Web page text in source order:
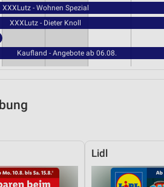
XXXLutz - Wohnen Spezial
XXXLutz - Dieter Knoll
Kaufland - Angebote ab 06.08.
Lidl